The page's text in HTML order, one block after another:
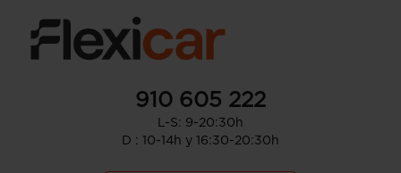
910 605 222
L-S: 9-20:30h
D : 10-14h y 16:30-20:30h